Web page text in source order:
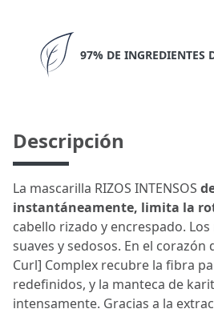
97% DE INGREDIENTES
Descripción
La mascarilla RIZOS INTENSOS
instantáneamente, limita la
cabello rizado y encrespado.
suaves y sedosos. En el
Curl] Complex recubre la fibra
redefinidos, y la manteca de
intensamente. Gracias a la